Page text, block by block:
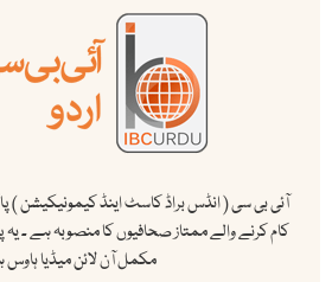
آئی بی سی ( انڈس براڈ کاسٹ اینڈ کیمونیکیشن )
کام کرنے والے ممتاز صحافیوں کا منصوبہ ہے ۔
مکمل آن لائن میڈیا